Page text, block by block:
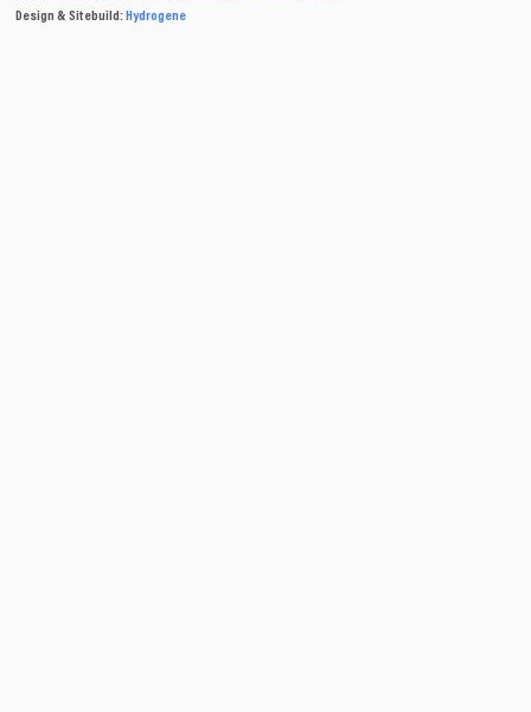
Design & Sitebuild: Hydrogene